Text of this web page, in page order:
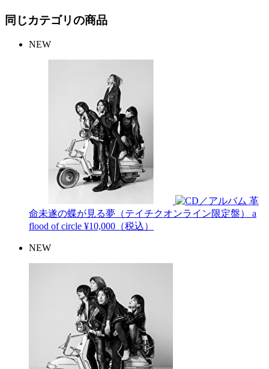
同じカテゴリの商品
NEW
革
命未遂の蝶が見る夢（テイチクオンライン限定盤） a
flood of circle ¥10,000（税込）
NEW